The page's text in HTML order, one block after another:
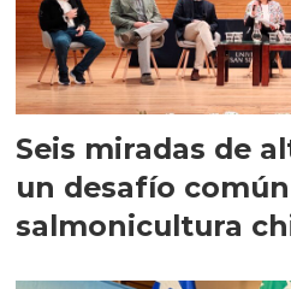
Seis miradas de
un desafío
salmonicultura